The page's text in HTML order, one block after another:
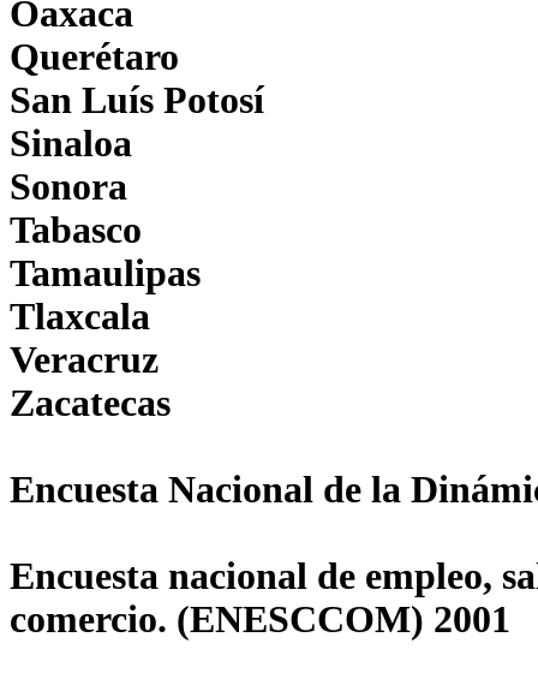
Oaxaca
Querétaro
San Luís Potosí
Sinaloa
Sonora
Tabasco
Tamaulipas
Tlaxcala
Veracruz
Zacatecas
Encuesta Nacional de la
Encuesta nacional de empleo,
comercio. (ENESCCOM) 2001